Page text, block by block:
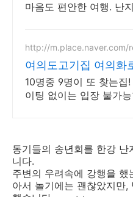
마음도 편안한 여행. 난
약하세요.
http://m.place.naver.com/
여의도고기집 여의화
서비스, 대나무숲 힐링
10명중 9명이 또 찾는집!
이팅 없이는 입장 불가
동기들의 송년회를 한강
니다.
주변의 우려속에 강행을
아서 놀기에는 괜찮았지만